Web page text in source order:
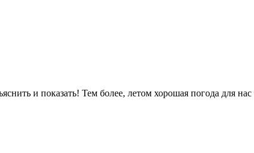
и показать! Тем более, летом хорошая погода для